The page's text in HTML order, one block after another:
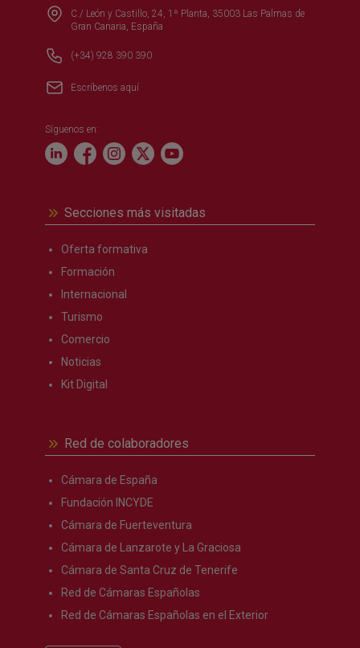
C./ León y Castillo, 24, 1ª Planta, 35003 Las Palmas de
Gran Canaria, España
(+34) 928 390 390
Escríbenos aquí
Síguenos en:
Secciones más visitadas
Oferta formativa
Formación
Internacional
Turismo
Comercio
Noticias
Kit Digital
Red de colaboradores
Cámara de España
Fundación INCYDE
Cámara de Fuerteventura
Cámara de Lanzarote y La Graciosa
Cámara de Santa Cruz de Tenerife
Red de Cámaras Españolas
Red de Cámaras Españolas en el Exterior